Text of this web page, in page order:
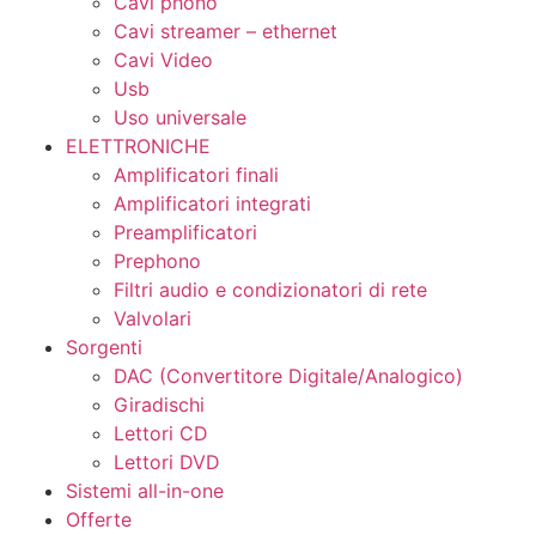
Cavi streamer – ethernet
Cavi Video
Usb
Uso universale
ELETTRONICHE
Amplificatori finali
Amplificatori integrati
Preamplificatori
Prephono
Filtri audio e condizionatori di rete
Valvolari
Sorgenti
DAC (Convertitore Digitale/Analogico)
Giradischi
Lettori CD
Lettori DVD
Sistemi all-in-one
Offerte